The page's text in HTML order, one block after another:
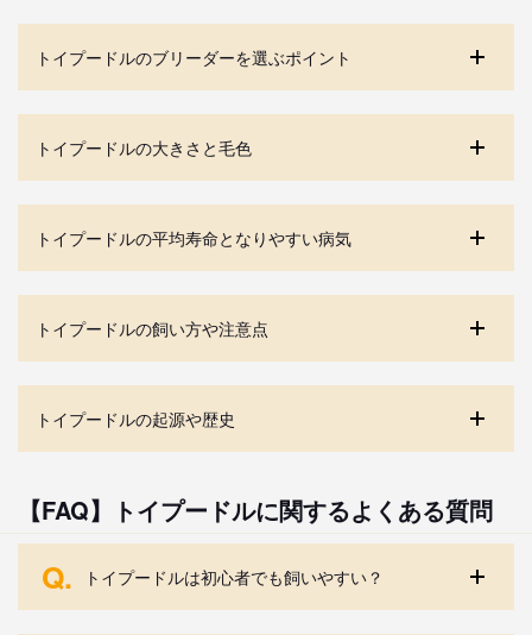
トイプードルのブリーダーを選ぶポイント
トイプードルの大きさと毛色
トイプードルの平均寿命となりやすい病気
トイプードルの飼い方や注意点
トイプードルの起源や歴史
【FAQ】トイプードルに関するよくある質問
Q. トイプードルは初心者でも飼いやすい？